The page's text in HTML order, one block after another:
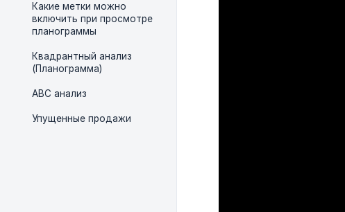
Какие метки можно
включить при просмотре
планограммы
Квадрантный анализ
(Планограмма)
АВС анализ
Упущенные продажи